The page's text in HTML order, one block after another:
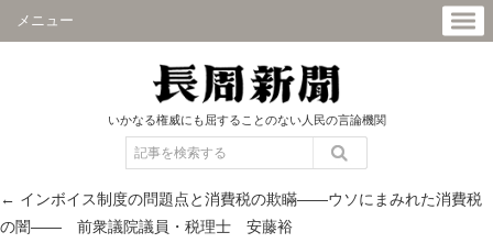
メニュー
いかなる権威にも屈することのない人民の言論機関
← インボイス制度の問題点と消費税の欺瞞――ウソにまみれた消費税
の闇―― 前衆議院議員・税理士 安藤裕